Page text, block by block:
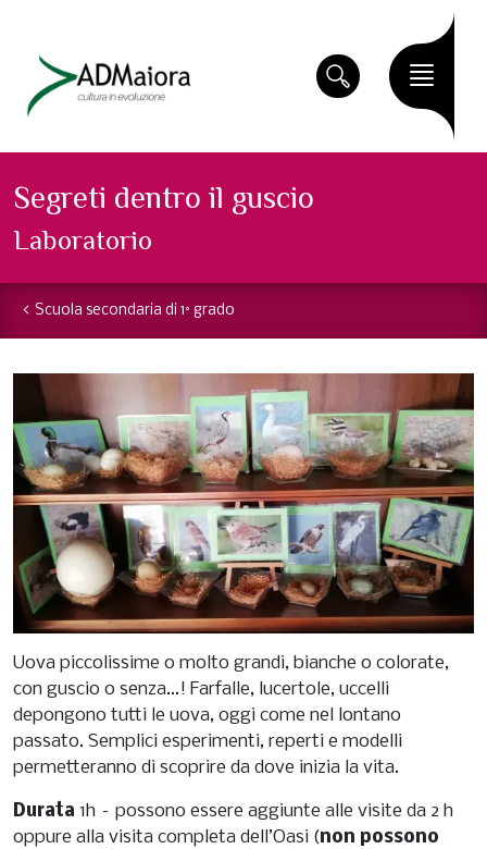
Segreti dentro il guscio
Laboratorio
Scuola secondaria di 1° grado
Uova piccolissime o molto grandi, bianche o colorate,
con guscio o senza...! Farfalle, lucertole, uccelli
depongono tutti le uova, oggi come nel lontano
passato. Semplici esperimenti, reperti e modelli
permetteranno di scoprire da dove inizia la vita.
Durata 1h – possono essere aggiunte alle visite da 2 h
oppure alla visita completa dell’Oasi (non possono